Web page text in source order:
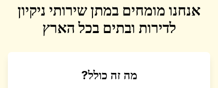
אנחנו מומחים במתן שירותי ניקיון
לדירות ובתים בכל הארץ
מה זה כולל?